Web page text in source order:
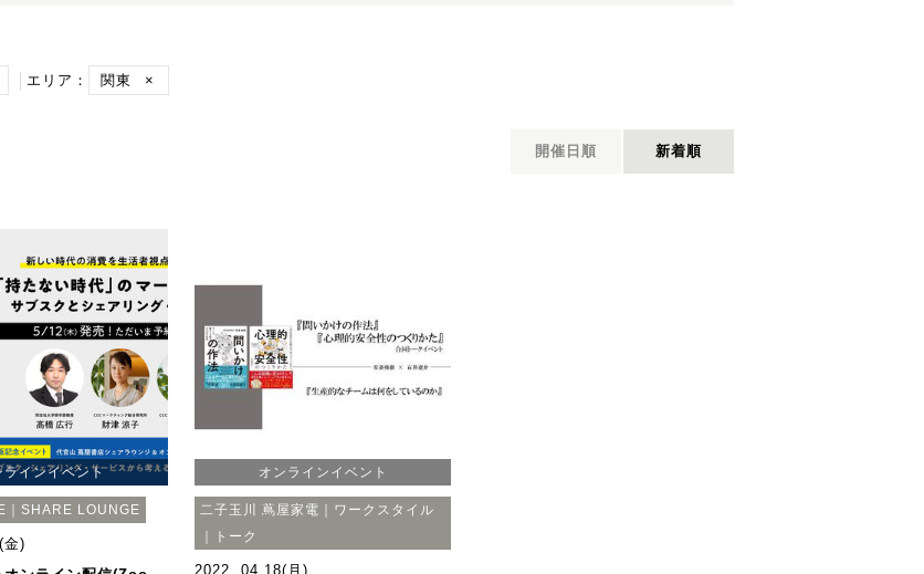
エリア： 関東 ×
開催日順 新着順
ラインイベント
｜SHARE LOUNGE
金)
オンラインイベント
二子玉川 蔦屋家電｜ワークスタイル
｜トーク
2022. 04.18(月)